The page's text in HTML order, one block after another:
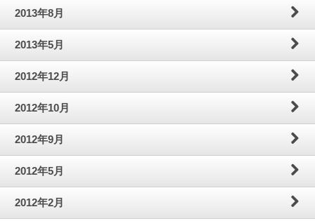
2013年8月
2013年5月
2012年12月
2012年10月
2012年9月
2012年5月
2012年2月